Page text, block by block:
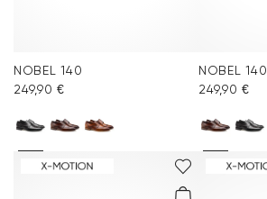
NOBEL 140
249,90 €
NOBEL 140
249,90 €